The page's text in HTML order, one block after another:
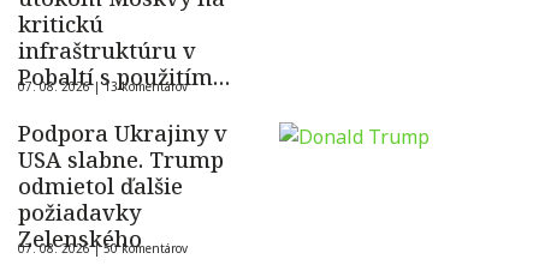
kritickú
infraštruktúru v
Pobaltí s použitím
ukrajinského dronu
07. 08. 2026 |13 komentárov
Podpora Ukrajiny v
USA slabne. Trump
odmietol ďalšie
požiadavky
Zelenského
07. 08. 2026 |50 komentárov